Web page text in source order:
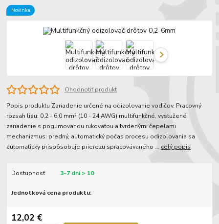
Novinka
Ohodnotiť produkt
Popis produktu Zariadenie určené na odizolovanie vodičov. Pracovný
rozsah lisu: 0,2 - 6,0 mm² (10 - 24 AWG) multifunkčné, vystužené
zariadenie s pogumovanou rukoväťou a tvrdenými čepeľami
mechanizmus: predný, automatický počas procesu odizolovania sa
automaticky prispôsobuje prierezu spracovávaného ... celý popis
Dostupnosť 3-7 dní > 10
Jednotková cena produktu:
12,02 €